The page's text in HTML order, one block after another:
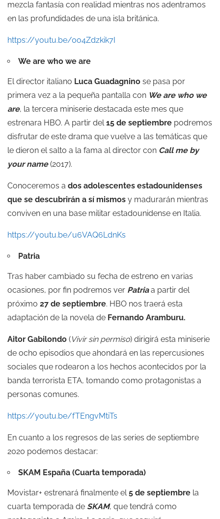
mezcla fantasía con realidad mientras nos adentramos
en las profundidades de una isla británica.
https://youtu.be/0o4Zdzkik7I
We are who we are
El director italiano Luca Guadagnino se pasa por
primera vez a la pequeña pantalla con We are who we
are, la tercera miniserie destacada este mes que
estrenara HBO. A partir del15 de septiembre podremos
disfrutar de este drama que vuelve a las temáticas que
le dieron el salto a la fama al director con Call me by
your name(2017).
Conoceremos a dos adolescentes estadounidenses
que se descubrirán a sí mismos y madurarán mientras
conviven en una base militar estadounidense en Italia.
https://youtu.be/u6VAQ6LdnKs
Patria
Tras haber cambiado su fecha de estreno en varias
ocasiones, por fin podremos ver Patria a partir del
próximo 27 de septiembre. HBO nos traerá esta
adaptación de la novela de Fernando Aramburu.
Aitor Gabilondo (Vivir sin permiso) dirigirá esta miniserie
de ocho episodios que ahondará en las repercusiones
sociales que rodearon a los hechos acontecidos por la
banda terrorista ETA, tomando como protagonistas a
personas comunes.
https://youtu.be/fTEngvMtiTs
En cuanto a los regresos de las series de septiembre
2020 podemos destacar:
SKAM España (Cuarta temporada)
Movistar+ estrenará finalmente el5 de septiembre la
cuarta temporada de SKAM, que tendrá como